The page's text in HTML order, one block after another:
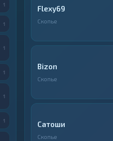
Flexy69
Скопье
Bizon
Скопье
Сатоши
Скопье
1
1
1
1
1
1